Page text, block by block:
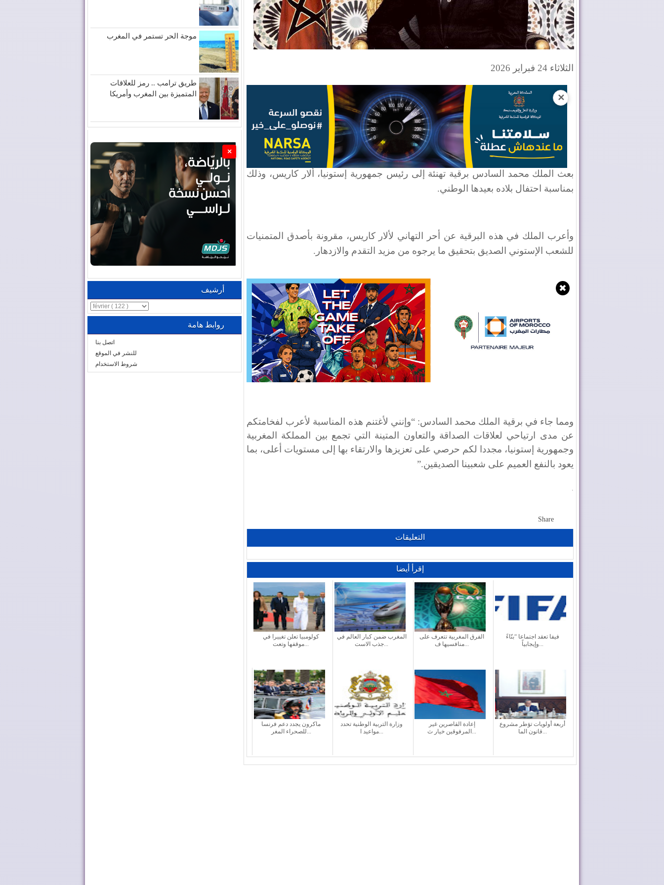
الثلاثاء 24 فبراير 2026
✕
بعث الملك محمد السادس برقية تهنئة إلى رئيس جمهورية إستونيا، ألار كاريس، وذلك
بمناسبة احتفال بلاده بعيدها الوطني.
وأعرب الملك في هذه البرقية عن أحر التهاني لألار كاريس، مقرونة بأصدق المتمنيات
للشعب الإستوني الصديق بتحقيق ما يرجوه من مزيد التقدم والازدهار .
✖
ومما جاء في برقية الملك محمد السادس: “وإنني لأغتنم هذه المناسبة لأعرب لفخامتكم
عن مدى ارتياحي لعلاقات الصداقة والتعاون المتينة التي تجمع بين المملكة المغربية
وجمهورية إستونيا، مجددا لكم حرصي على تعزيزها والارتقاء بها إلى مستويات أعلى، بما
يعود بالنفع العميم على شعبينا الصديقين”.
Share
التعليقات
إقرأ أيضا
كولومبيا تعلن تغييرا في
المغرب ضمن كبار العالم في
الفرق المغربية تتعرف على
فيفا تعقد اجتماعا “بنّاءً
ماكرون يجدد دعم فرنسا
وزارة التربية الوطنية تحدد
مواعيد ا...
إعادة القاصرين غير
أربعة أولويات تؤطر مشروع
موجة الحر تستمر في المغرب
طريق ترامب .. رمز للعلاقات
المتميزة بين المغرب وأمريكا
×
أرشيف
روابط هامة
اتصل بنا
للنشر في الموقع
شروط الاستخدام